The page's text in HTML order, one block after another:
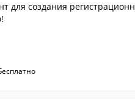
для создания